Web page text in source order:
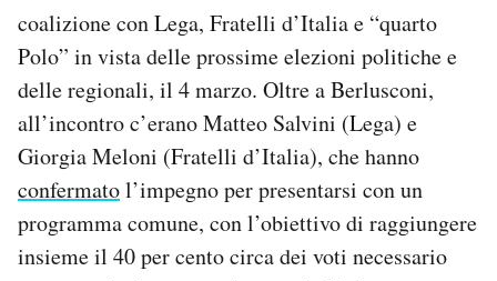
Area Personale
Newsletter
Notifiche mobile
Regala il Post
Hai bisogno di aiuto?
Esci
coalizione con Lega, Fratelli d’Italia e “quarto
Polo” in vista delle prossime elezioni politiche e
delle regionali, il 4 marzo. Oltre a Berlusconi,
all’incontro c’erano Matteo Salvini (Lega) e
Giorgia Meloni (Fratelli d’Italia), che hanno
confermatol’impegno per presentarsi con un
programma comune, con l’obiettivo di raggiungere
insieme il 40 per cento circa dei voti necessario